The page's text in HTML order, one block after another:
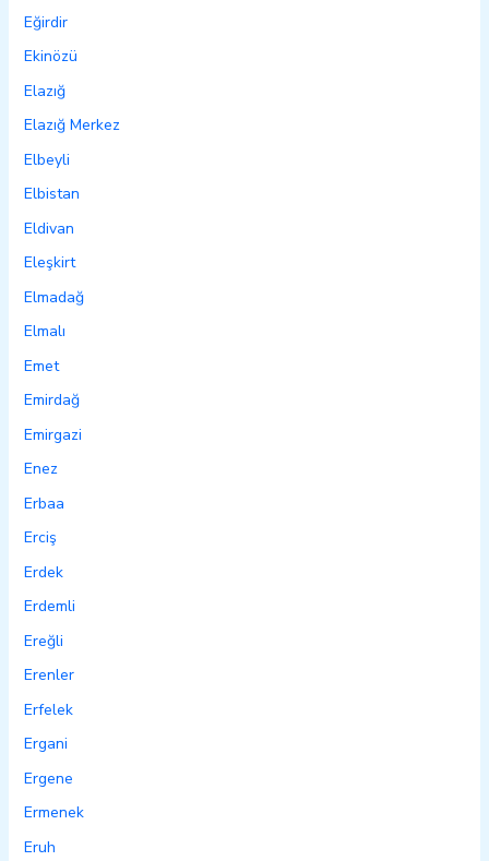
Eğirdir
Ekinözü
Elazığ
Elazığ Merkez
Elbeyli
Elbistan
Eldivan
Eleşkirt
Elmadağ
Elmalı
Emet
Emirdağ
Emirgazi
Enez
Erbaa
Erciş
Erdek
Erdemli
Ereğli
Erenler
Erfelek
Ergani
Ergene
Ermenek
Eruh